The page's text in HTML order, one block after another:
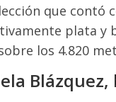
que contó
plata y
los 4.820
Blázquez,